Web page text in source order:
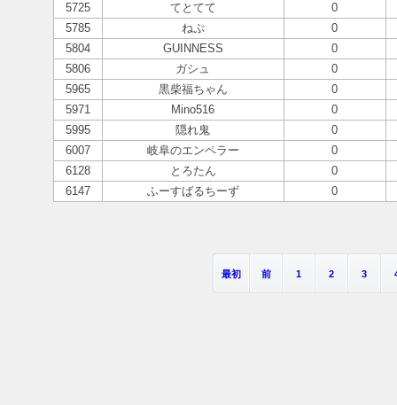
5725
てとてて
0
5785
ねぷ
0
5804
GUINNESS
0
5806
ガシュ
0
5965
黒柴福ちゃん
0
5971
Mino516
0
5995
隠れ鬼
0
6007
岐阜のエンペラー
0
6128
とろたん
0
6147
ふーすばるちーず 0
最初 前 1 2 3